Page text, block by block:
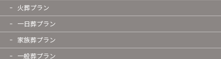
火葬プラン
一日葬プラン
家族葬プラン
一般葬プラン